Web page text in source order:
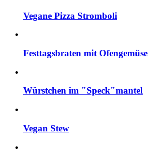
Vegane Pizza Stromboli
Festtagsbraten mit Ofengemüse
Würstchen im "Speck"mantel
Vegan Stew